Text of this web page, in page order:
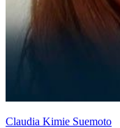
Claudia Kimie Suemoto